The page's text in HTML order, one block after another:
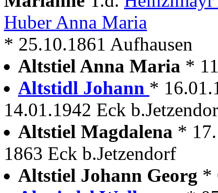
Huber Anna Maria
* 25.10.1861 Aufhausen
Altstiel Anna Maria *
Altstidl Johann *
14.01.1942 Eck
Altstiel Magdalena *
1863 Eck b.Jetzendorf
Altstiel Johann Georg *